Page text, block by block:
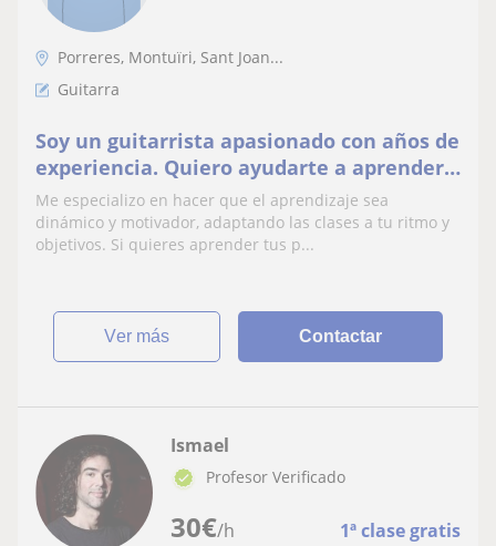
Porreres, Montuïri, Sant Joan...
Guitarra
Soy un guitarrista apasionado con años de
experiencia. Quiero ayudarte a aprender
a tocar la guitarra de forma sencilla y
amena
Me especializo en hacer que el aprendizaje sea
dinámico y motivador, adaptando las clases a tu ritmo y
objetivos. Si quieres aprender tus p...
ver más Contactar
30€/h 1ª clase gratis
Ismael
Profesor Verificado